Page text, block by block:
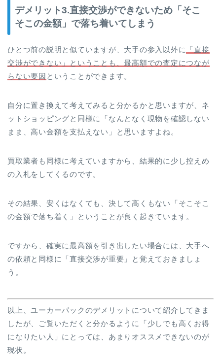
デメリット3.直接交渉ができないため「そこ
そこの金額」で落ち着いてしまう
ひとつ前の説明と似ていますが、大手の参入以外に
「直接
交渉ができない」ということも、最高額での査定につなが
らない要因 ということができます。
自分に置き換えて考えてみると分かるかと思いますが、ネ
ットショッピングと同様に「なんとなく現物を確認しない
まま、高い金額を支払えない」と思いますよね。
買取業者も同様に考えていますから、結果的に少し控えめ
の入札をしてくるのです。
その結果、安くはなくても、決して高くもない「そこそこ
の金額で落ち着く」ということが良く起きています。
ですから、確実に最高額を引き出したい場合には、大手へ
の依頼と同様に「直接交渉が重要」と覚えておきましょ
う。
以上、ユーカーパックのデメリットについて紹介してきま
したが、ご覧いただくと分かるように「少しでも高くお得
になりたい人」にとっては、あまりオススメできないのが
現状。